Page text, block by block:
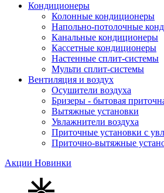
Кондиционеры
Колонные кондиционеры
Напольно-потолочные
Канальные кондиционеры
Кассетные кондиционеры
Настенные сплит-системы
Мульти сплит-системы
Вентиляция и воздух
Осушители воздуха
Бризеры - бытовая
Вытяжные установки
Увлажнители воздуха
Приточные установки с
Приточно-вытяжные
Акции Новинки